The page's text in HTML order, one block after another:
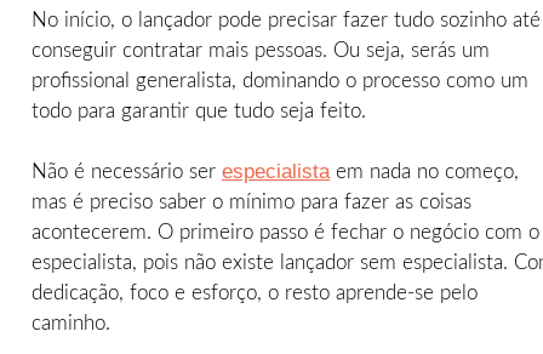
No início, o lançador pode precisar fazer tudo sozinho até
conseguir contratar mais pessoas. Ou seja, serás um
profissional generalista, dominando o processo como um
todo para garantir que tudo seja feito.
Não é necessário ser especialista em nada no começo,
mas é preciso saber o mínimo para fazer as coisas
acontecerem. O primeiro passo é fechar o negócio com o
especialista, pois não existe lançador sem especialista.
dedicação, foco e esforço, o resto aprende-se pelo
caminho.